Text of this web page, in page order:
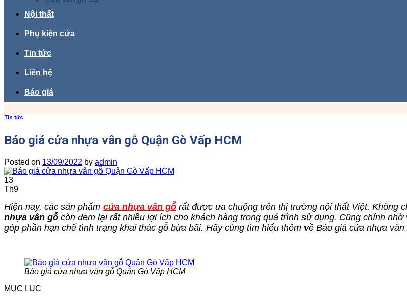
Nội thất
Phụ kiện cửa
Tin tức
Liên hệ
Báo giá
Tin tức
Báo giá cửa nhựa vân gỗ Quận Gò Vấp HCM
Posted on 13/09/2022 by admin
13
Th9
Hiện nay, các sản phẩm cửa nhựa vân gỗ rất được ưa chuộng trên thị trường nội thất Việt. Không
nhựa vân gỗ còn đem lại rất nhiều lợi ích cho khách hàng trong quá trình sử dụng. Cũng chính
góp phần hạn chế tình trạng khai thác gỗ bừa bãi. Hãy cùng tìm hiểu thêm về Báo giá cửa nhựa
Báo giá cửa nhựa vân gỗ Quận Gò Vấp HCM
MỤC LỤC